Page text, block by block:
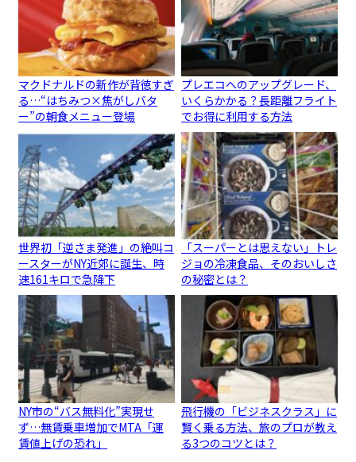
マクドナルドの新作が背徳すぎ
る…“はちみつ×焦がしバタ
ー”の朝食メニュー登場
プレエコへのアップグレード、
いくらかかる？長距離フライト
でお得に利用する方法
世界初「逆さま発進」の絶叫コ
ースターがNY近郊に誕生、時
速161キロで急降下
「スーパーとは思えない」トレ
ジョの冷凍食品、そのおいしさ
の秘密とは？
NY市の“バス無料化”実現せ
ず…無賃乗車増加でMTA「運
賃値上げの恐れ」
飛行機の「ビジネスクラス」に
賢く乗る方法、旅のプロが教え
る3つのコツとは？